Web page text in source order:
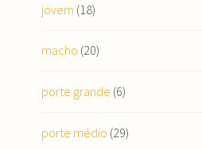
jovem (18)
macho (20)
porte grande (6)
porte médio (29)